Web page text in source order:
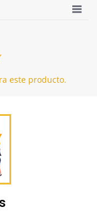
este producto.